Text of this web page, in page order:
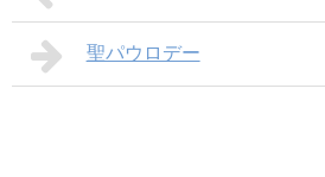
聖パウロデー